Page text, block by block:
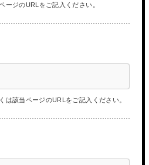
ージのURLをご記入ください。
は該当ページのURLをご記入ください。